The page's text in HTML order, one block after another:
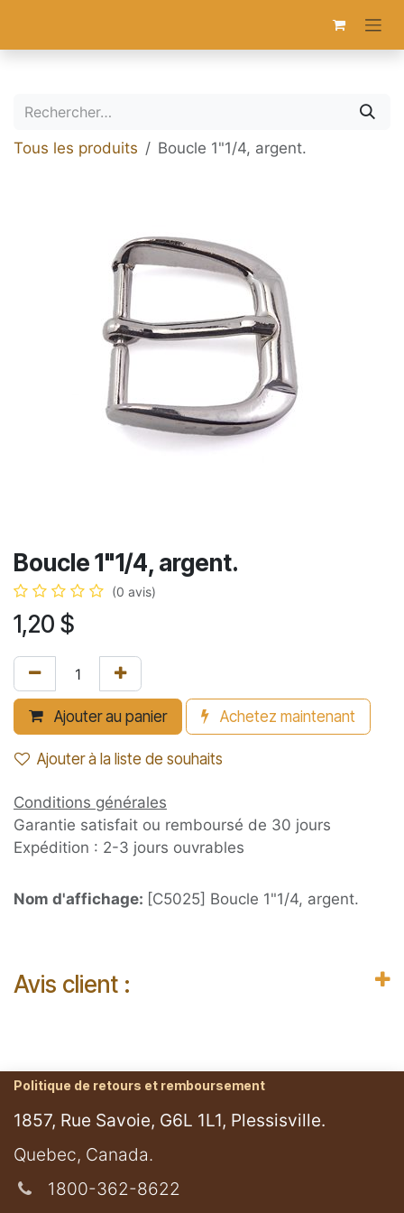
Tous les produits Boucle 1"1/4, argent.
Boucle 1"1/4, argent.
(0 avis)
1,20 $
Ajouter au panier Achetez maintenant
Ajouter à la liste de souhaits
Conditions générales
Garantie satisfait ou remboursé de 30 jours
Expédition : 2-3 jours ouvrables
Nom d'affichage: [C5025] Boucle 1"1/4, argent.
Avis client :
Politique de retours et remboursement
1857, Rue Savoie, G6L 1L1, Plessisville.
​Quebec, Canada.
1800-362-8622